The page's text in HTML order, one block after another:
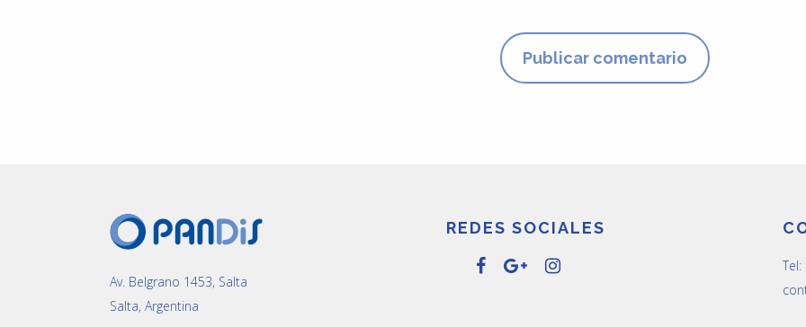
Av. Belgrano 1453, Salta
Salta, Argentina
REDES SOCIALES